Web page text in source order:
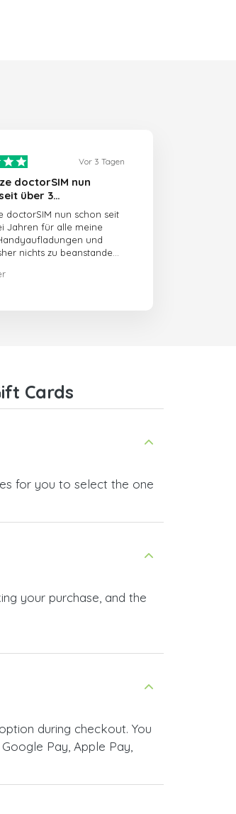
Vor 3 Tagen
doctorSIM nun
über 3…
doctorSIM nun schon seit
Jahren für alle meine
und
nichts zu beanstanden!!
Cards
for you to select the one
your purchase, and the
during checkout. You
Pay, Apple Pay,